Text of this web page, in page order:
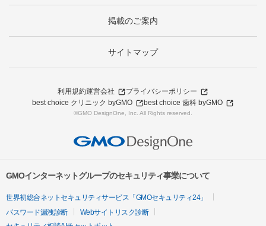
掲載のご案内
サイトマップ
利用規約運営会社
プライバシーポリシー
best choice クリニック byGMO
best choice 歯科 byGMO
©GMO DesignOne, Inc. All Rights reserved.
GMOインターネットグループのセキュリティ事業について
世界初総合ネットセキュリティサービス「GMOセキュリティ24」
パスワード漏洩診断
Webサイトリスク診断